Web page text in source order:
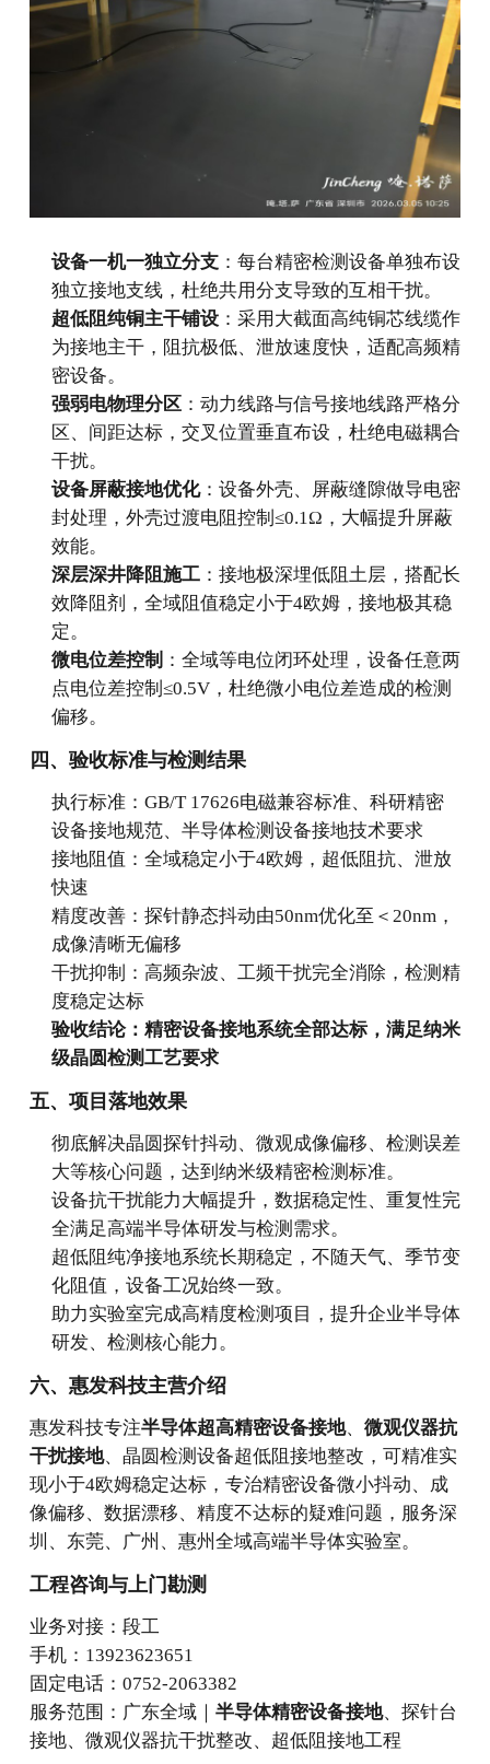
设备一机一独立分支：每台精密检测设备单独布设
独立接地支线，杜绝共用分支导致的互相干扰。
超低阻纯铜主干铺设：采用大截面高纯铜芯线缆作
为接地主干，阻抗极低、泄放速度快，适配高频精
密设备。
强弱电物理分区：动力线路与信号接地线路严格分
区、间距达标，交叉位置垂直布设，杜绝电磁耦合
干扰。
设备屏蔽接地优化：设备外壳、屏蔽缝隙做导电密
封处理，外壳过渡电阻控制≤0.1Ω，大幅提升屏蔽
效能。
深层深井降阻施工：接地极深埋低阻土层，搭配长
效降阻剂，全域阻值稳定小于4欧姆，接地极其稳
定。
微电位差控制 ：全域等电位闭环处理，设备任意两
点电位差控制≤0.5V，杜绝微小电位差造成的检测
偏移。
四、验收标准与检测结果
执行标准：GB/T 17626电磁兼容标准、科研精密
设备接地规范、半导体检测设备接地技术要求
接地阻值：全域稳定小于4欧姆，超低阻抗、泄放
快速
精度改善：探针静态抖动由50nm优化至＜20nm，
成像清晰无偏移
干扰抑制：高频杂波、工频干扰完全消除，检测精
度稳定达标
验收结论：精密设备接地系统全部达标，满足纳米
级晶圆检测工艺要求
五、项目落地效果
彻底解决晶圆探针抖动、微观成像偏移、检测误差
大等核心问题，达到纳米级精密检测标准。
设备抗干扰能力大幅提升，数据稳定性、重复性完
全满足高端半导体研发与检测需求。
超低阻纯净接地系统长期稳定，不随天气、季节变
化阻值，设备工况始终一致。
助力实验室完成高精度检测项目，提升企业半导体
研发、检测核心能力。
六、惠发科技主营介绍
惠发科技专注半导体超高精密设备接地、 微观仪器抗
干扰接地、晶圆检测设备超低阻接地整改，可精准实
现小于4欧姆稳定达标，专治精密设备微小抖动、成
像偏移、数据漂移、精度不达标的疑难问题，服务深
圳、东莞、广州、惠州全域高端半导体实验室。
工程咨询与上门勘测
业务对接：段工
手机：13923623651
固定电话：0752-2063382
服务范围：广东全域｜ 半导体精密设备接地、探针台
接地、微观仪器抗干扰整改、超低阻接地工程